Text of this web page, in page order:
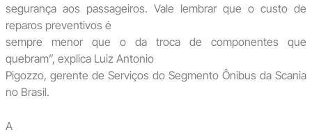
segurança aos passageiros. Vale lembrar que o custo de
reparos preventivos é
sempre menor que o da troca de componentes que
quebram”, explica Luiz Antonio
Pigozzo, gerente de Serviços do Segmento Ônibus da Scania
no Brasil.
A